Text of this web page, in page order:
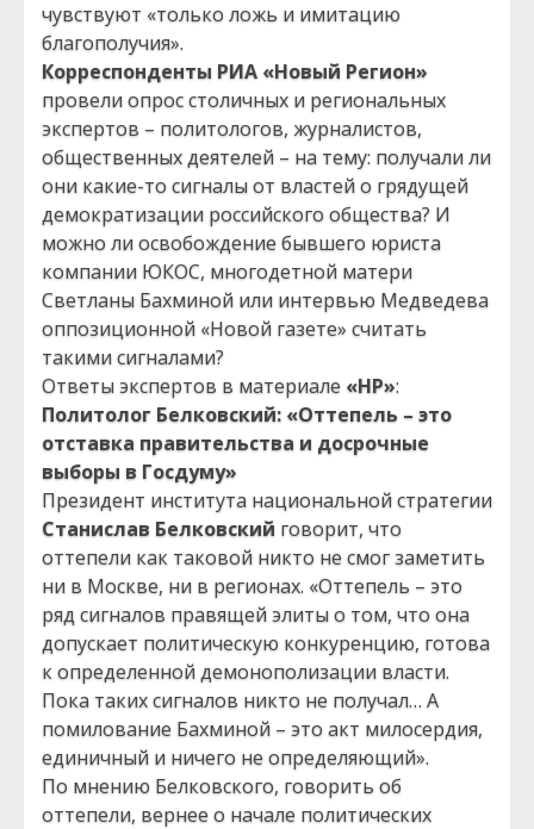
чувствуют «только ложь и имитацию
благополучия».
Корреспонденты РИА «Новый Регион»
провели опрос столичных и региональных
экспертов – политологов, журналистов,
общественных деятелей – на тему: получали ли
они какие-то сигналы от властей о грядущей
демократизации российского общества? И
можно ли освобождение бывшего юриста
компании ЮКОС, многодетной матери
Светланы Бахминой или интервью Медведева
оппозиционной «Новой газете» считать
такими сигналами?
Ответы экспертов в материале «НР»:
Политолог Белковский: «Оттепель – это
отставка правительства и досрочные
выборы в Госдуму»
Президент института национальной стратегии
Станислав Белковский говорит, что
оттепели как таковой никто не смог заметить
ни в Москве, ни в регионах. «Оттепель – это
ряд сигналов правящей элиты о том, что она
допускает политическую конкуренцию, готова
к определенной демонополизации власти.
Пока таких сигналов никто не получал… А
помилование Бахминой – это акт милосердия,
единичный и ничего не определяющий».
По мнению Белковского, говорить об
оттепели, вернее о начале политических